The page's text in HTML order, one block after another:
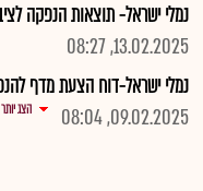
נמלי ישראל- תוצאות הנפקה
13.02.2025, 08:27
נמלי ישראל-דוח הצעת מדף
09.02.2025, 08:04
הצג יותר